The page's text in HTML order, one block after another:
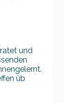
und
üb